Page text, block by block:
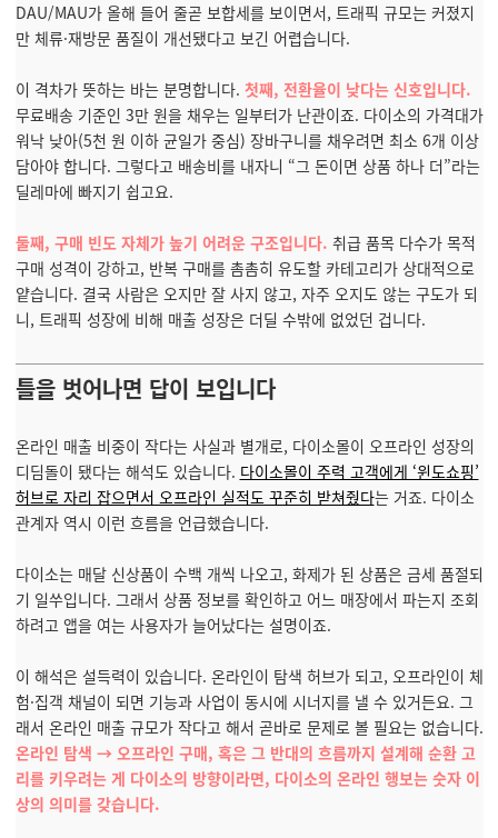
DAU/MAU가 올해 들어 줄곧 보합세를 보이면서, 트래픽 규모는 커졌지
만 체류·재방문 품질이 개선됐다고 보긴 어렵습니다.
이 격차가 뜻하는 바는 분명합니다. 첫째, 전환율이 낮다는 신호입니다.
무료배송 기준인 3만 원을 채우는 일부터가 난관이죠. 다이소의 가격대가
워낙 낮아(5천 원 이하 균일가 중심) 장바구니를 채우려면 최소 6개 이상
담아야 합니다. 그렇다고 배송비를 내자니 “그 돈이면 상품 하나 더”라는
딜레마에 빠지기 쉽고요.
둘째, 구매 빈도 자체가 높기 어려운 구조입니다. 취급 품목 다수가 목적
구매 성격이 강하고, 반복 구매를 촘촘히 유도할 카테고리가 상대적으로
얕습니다. 결국 사람은 오지만 잘 사지 않고, 자주 오지도 않는 구도가 되
니, 트래픽 성장에 비해 매출 성장은 더딜 수밖에 없었던 겁니다.
틀을 벗어나면 답이 보입니다
온라인 매출 비중이 작다는 사실과 별개로, 다이소몰이 오프라인 성장의
디딤돌이 됐다는 해석도 있습니다. 다이소몰이 주력 고객에게 ‘윈도쇼핑’
허브로 자리 잡으면서 오프라인 실적도 꾸준히 받쳐줬다는 거죠. 다이소
관계자 역시 이런 흐름을 언급했습니다.
다이소는 매달 신상품이 수백 개씩 나오고, 화제가 된 상품은 금세 품절되
기 일쑤입니다. 그래서 상품 정보를 확인하고 어느 매장에서 파는지 조회
하려고 앱을 여는 사용자가 늘어났다는 설명이죠.
이 해석은 설득력이 있습니다. 온라인이 탐색 허브가 되고, 오프라인이 체
험·집객 채널이 되면 기능과 사업이 동시에 시너지를 낼 수 있거든요. 그
래서 온라인 매출 규모가 작다고 해서 곧바로 문제로 볼 필요는 없습니다.
온라인 탐색 → 오프라인 구매, 혹은 그 반대의 흐름까지 설계해 순환 고
리를 키우려는 게 다이소의 방향이라면, 다이소의 온라인 행보는 숫자 이
상의 의미를 갖습니다.